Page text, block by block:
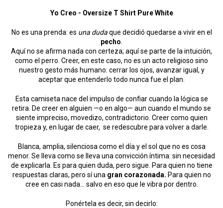
Yo Creo - Oversize T Shirt Pure White
No es una prenda: es una dudaque decidió quedarse a vivir en el
pecho
Aquí no se afirma nada con certeza; aquí se parte de la intuición,
como el perro. Creer, en este caso, no es un acto religioso sino
nuestro gesto más humano: cerrar los ojos, avanzar igual, y
aceptar que entenderlo todo nunca fue el plan.
Esta camiseta nace del impulso de confiar cuando la lógica se
retira. De creer en alguien —o en algo— aun cuando el mundo se
siente impreciso, movedizo, contradictorio. Creer como quien
tropieza y, en lugar de caer, se redescubre para volver a darle.
Blanca, amplia, silenciosa como el día y el sol que no es cosa
menor. Se lleva como se lleva una convicción íntima: sin necesidad
de explicarla. Es para quien duda, pero sigue. Para quien no tiene
respuestas claras, pero sí una gran corazonada. Para quien no
cree en casi nada… salvo en eso que le vibra por dentro.
Ponértela es decir, sin decirlo: